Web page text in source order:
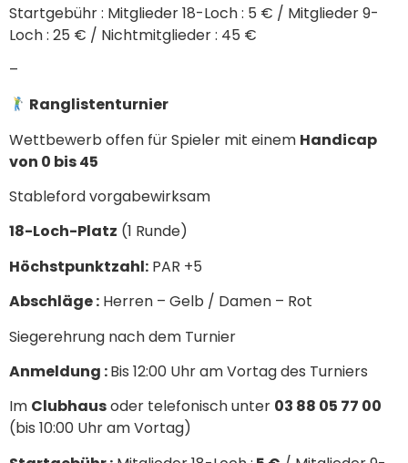
Startgebühr : Mitglieder 18-Loch : 5 € / Mitglieder 9-
Loch : 25 € / Nichtmitglieder : 45 €
–
Ranglistenturnier
Wettbewerb offen für Spieler mit einem Handicap
von 0 bis 45
Stableford vorgabewirksam
18-Loch-Platz (1 Runde)
Höchstpunktzahl: PAR +5
Abschläge : Herren – Gelb / Damen – Rot
Siegerehrung nach dem Turnier
Anmeldung :Bis 12:00 Uhr am Vortag des Turniers
Im Clubhausoder telefonisch unter 03 88 05 77 00
(bis 10:00 Uhr am Vortag)